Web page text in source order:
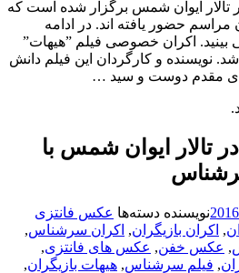
تالار ایوان شمس برگزار شده است که
مراسم حضور یافته اند. در ادامه
اکران خصوصی فیلم ”هیهات”
نویسنده و کارگردان این فیلم دانش
مقدم‌ دوست و سید …
تالار ایوان شمس با
نویسنده دسته‌ها عکس فانتزی
, اکران بازیگران, اکران سرشناس,
, عکس خفن, عکس های فانتزی,
, فیلم سرشناس, هیهات بازیگران,